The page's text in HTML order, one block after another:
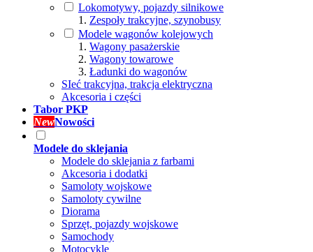
Lokomotywy, pojazdy silnikowe
Zespoły trakcyjne, szynobusy
Modele wagonów kolejowych
Wagony pasażerskie
Wagony towarowe
Ładunki do wagonów
SIeć trakcyjna, trakcja elektryczna
Akcesoria i części
Tabor PKP
NewNowości
Modele do sklejania
Modele do sklejania z farbami
Akcesoria i dodatki
Samoloty wojskowe
Samoloty cywilne
Diorama
Sprzęt, pojazdy wojskowe
Samochody
Motocykle